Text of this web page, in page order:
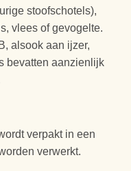
stoofschotels),
vlees of gevogelte.
alsook aan ijzer,
bevatten aanzienlijk
verpakt in een
verwerkt.